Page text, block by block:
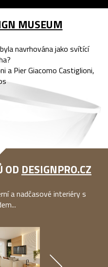
MUSEUM
navrhována jako svítící
a Pier Giacomo Castiglioni,
OD DESIGNPRO.CZ
a nadčasové interiéry s